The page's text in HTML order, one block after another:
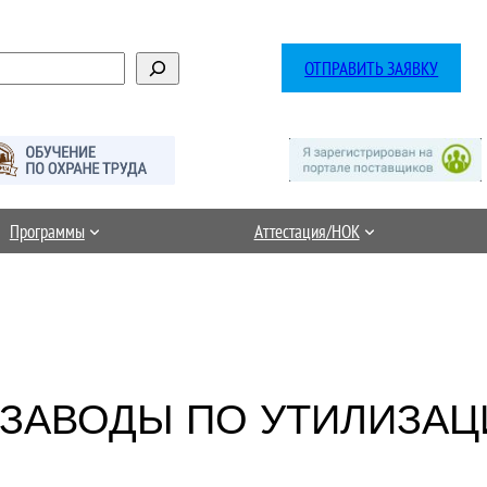
ОТПРАВИТЬ ЗАЯВКУ
Программы Аттестация/НОК
ПО